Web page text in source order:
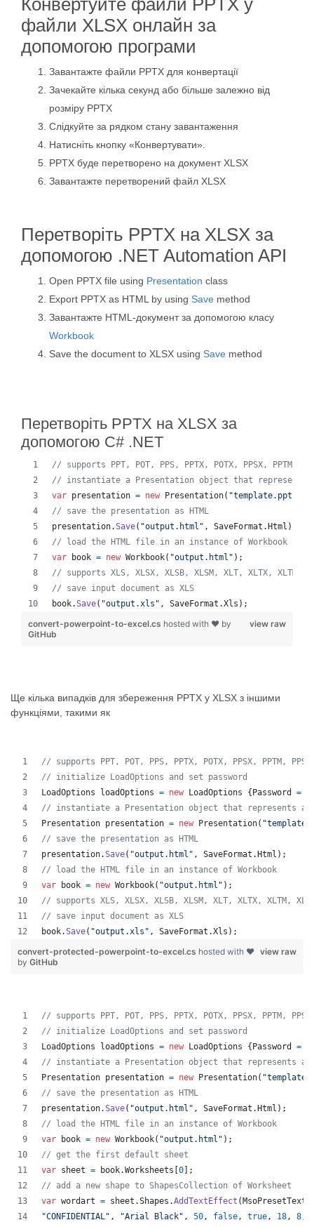
Конвертуйте файли PPTX у
файли XLSX онлайн за
допомогою програми
Завантажте файли PPTX для конвертації
Зачекайте кілька секунд або більше залежно від
розміру PPTX
Слідкуйте за рядком стану завантаження
Натисніть кнопку «Конвертувати».
PPTX буде перетворено на документ XLSX
Завантажте перетворений файл XLSX
Перетворіть PPTX на XLSX за
допомогою .NET Automation API
Open PPTX file using Presentation class
Export PPTX as HTML by using Save method
Завантажте HTML-документ за допомогою класу
Workbook
Save the document to XLSX using Save method
Перетворіть PPTX на XLSX за
допомогою C# .NET
// supports PPT, POT, PPS, PPTX, POTX, PPSX, PPTM,
// instantiate a Presentation object that represents
var presentation = new Presentation( "template.ppt"
// save the presentation as HTML
presentation.Save( "output.html" , SaveFormat . Html )
// load the HTML file in an instance of Workbook
var
book = new Workbook( "output.html" ) ;
// supports XLS, XLSX, XLSB, XLSM, XLT, XLTX, XLTM,
// save input document as XLS
book.Save( "output.xls" , SaveFormat .Xls ) ;
view raw
convert-powerpoint-to-excel.cs hosted with ❤ by
GitHub
Ще кілька випадків для збереження PPTX у XLSX з іншими
функціями, такими як
// supports PPT, POT, PPS, PPTX, POTX, PPSX, PPTM,
// initialize LoadOptions and set password
LoadOptions
loadOptions = new LoadOptions { Password =
// instantiate a Presentation object that represents a
Presentation presentation = new Presentation(
// save the presentation as HTML
presentation.Save( "output.html" , SaveFormat . Html ) ;
// load the HTML file in an instance of Workbook
var
book = new Workbook( "output.html" ) ;
// supports XLS, XLSX, XLSB, XLSM, XLT, XLTX, XLTM,
// save input document as XLS
book.Save( "output.xls" , SaveFormat .Xls ) ;
view raw
convert-protected-powerpoint-to-excel.cs hosted with ❤
by GitHub
// supports PPT, POT, PPS, PPTX, POTX, PPSX, PPTM,
// initialize LoadOptions and set password
LoadOptions
loadOptions = new LoadOptions { Password =
// instantiate a Presentation object that represents a
Presentation presentation = new Presentation(
// save the presentation as HTML
presentation.Save( "output.html" , SaveFormat . Html ) ;
// load the HTML file in an instance of Workbook
var
book = new Workbook( "output.html" ) ;
// get the first default sheet
var sheet = book.Worksheets 0
;
// add a new shape to ShapesCollection of Worksheet
var wordart = sheet .Shapes .AddTextEffect (
"CONFIDENTIAL" , "Arial Black" , 50, false, true, 18, 8,